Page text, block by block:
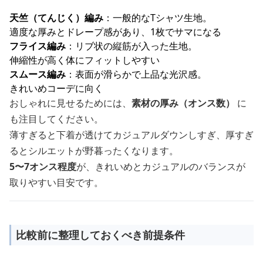
天竺（てんじく）編み ：一般的なTシャツ生地。
適度な厚みとドレープ感があり、1枚でサマになる
フライス編み ：リブ状の縦筋が入った生地。
伸縮性が高く体にフィットしやすい
スムース編み ：表面が滑らかで上品な光沢感。
きれいめコーデに向く
おしゃれに見せるためには、 素材の厚み（オンス数）
に
も注目してください。
薄すぎると下着が透けてカジュアルダウンしすぎ、厚すぎ
るとシルエットが野暮ったくなります。
5〜7オンス程度が、きれいめとカジュアルのバランスが
取りやすい目安です。
比較前に整理しておくべき前提条件